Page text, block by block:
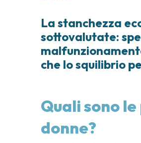
La stanchezza
sottovalutate:
che lo squilibrio
Quali sono
donne?